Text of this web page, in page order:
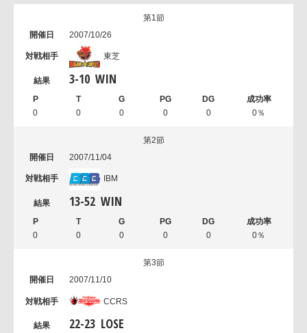
第1節
2007/10/26
東芝
3-10 WIN
0 0 0 0 0 0％
第2節
2007/11/04
IBM
13-52 WIN
0 0 0 0 0 0％
第3節
2007/11/10
CCRS
22-23 LOSE